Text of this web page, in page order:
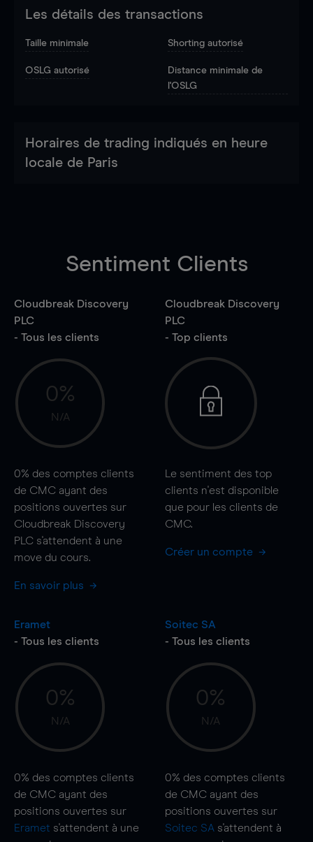
Les détails des transactions
Taille minimale Shorting autorisé
OSLG autorisé
Distance minimale de
l'OSLG
Horaires de trading indiqués en heure
locale de Paris
Sentiment Clients
Cloudbreak Discovery
PLC
- Tous les clients
0%
N/A
0% des comptes clients
de CMC ayant des
positions ouvertes sur
Cloudbreak Discovery
PLC s'attendent à une
move du cours.
En savoir plus
Cloudbreak Discovery
PLC
- Top clients
Le sentiment des top
clients n'est disponible
que pour les clients de
CMC.
Créer un compte
Eramet
- Tous les clients
0%
N/A
0% des comptes clients
de CMC ayant des
positions ouvertes sur
Eramet s'attendent à une
Soitec SA
- Tous les clients
0%
N/A
0% des comptes clients
de CMC ayant des
positions ouvertes sur
Soitec SA s'attendent à